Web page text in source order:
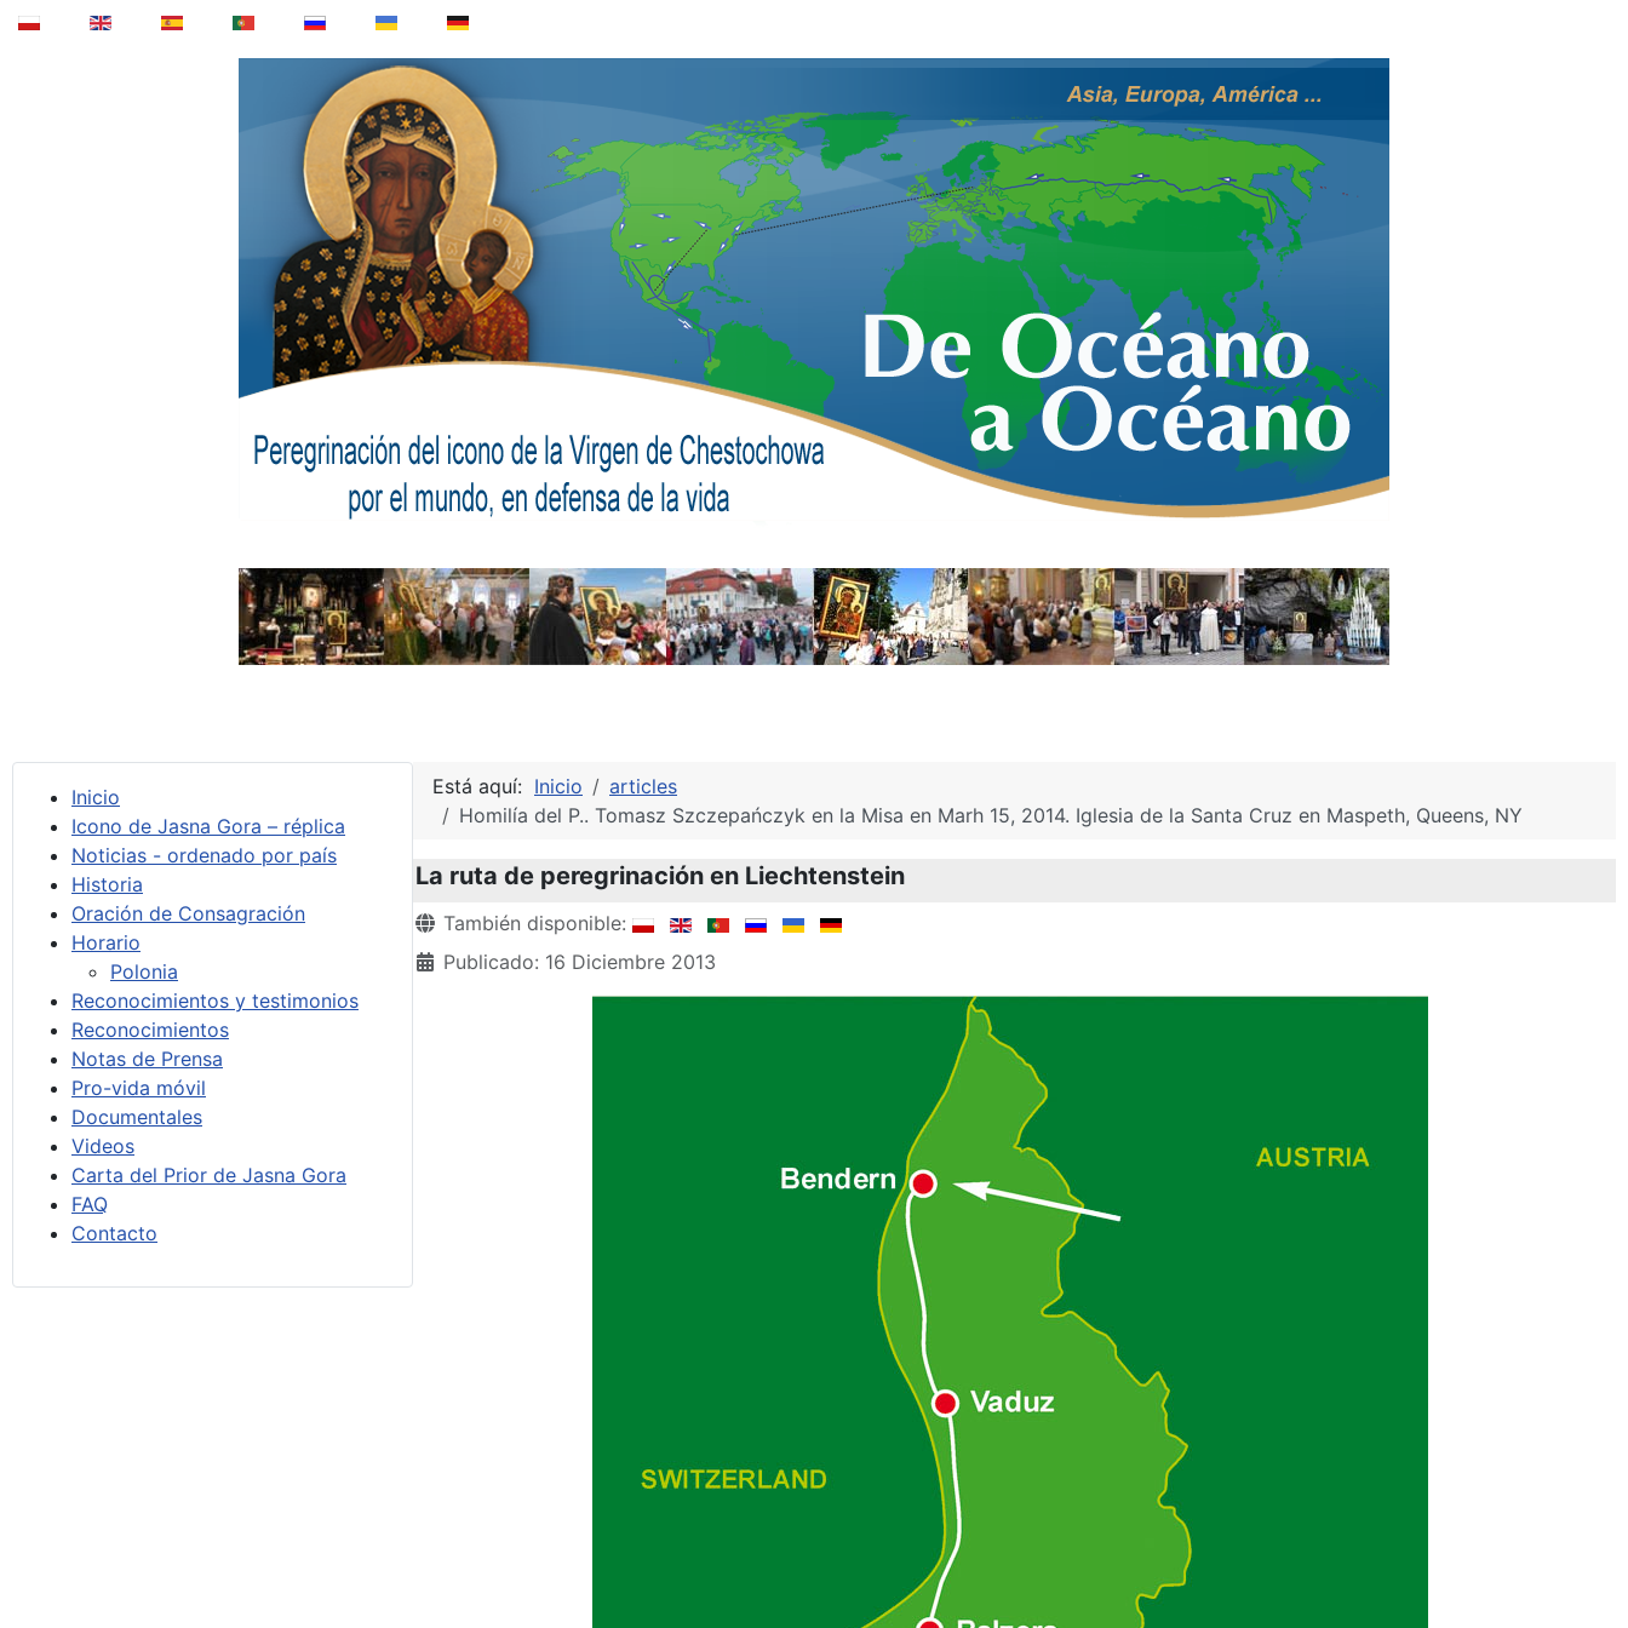
Inicio
Icono de Jasna Gora – réplica
Noticias - ordenado por país
Historia
Oración de Consagración
Horario
Polonia
Reconocimientos y testimonios
Reconocimientos
Notas de Prensa
Pro-vida móvil
Documentales
Videos
Carta del Prior de Jasna Gora
FAQ
Contacto
Está aquí: Inicio
articles
Homilía del P.. Tomasz Szczepańczyk en la Misa en Marh 15, 2014. Iglesia de la Santa Cruz en Maspeth, Queens, NY
La ruta de peregrinación en Liechtenstein
Detalles
También disponible:
Publicado: 16 Diciembre 2013